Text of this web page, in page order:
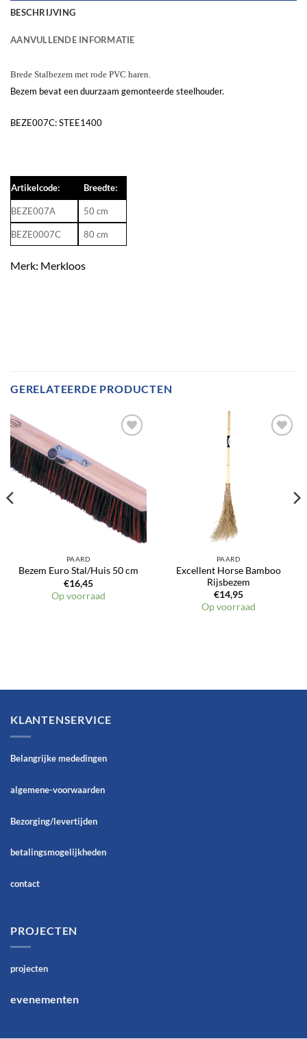
BESCHRIJVING
AANVULLENDE INFORMATIE
Brede Stalbezem met rode PVC haren.
Bezem bevat een duurzaam gemonteerde steelhouder.
BEZE007C:STEE1400
Artikelcode: Breedte:
BEZE007A 50 cm
BEZE0007C 80 cm
Merk: Merkloos
GERELATEERDE PRODUCTEN
verlanglijst
PAARD
Bezem Euro Stal/Huis 50 cm
€16,45
Op voorraad
PAARD
Excellent Horse Bamboo
Rijsbezem
€14,95
Op voorraad
KLANTENSERVICE
Belangrijke mededingen
algemene-voorwaarden
Bezorging/levertijden
betalingsmogelijkheden
contact
PROJECTEN
projecten
evenementen